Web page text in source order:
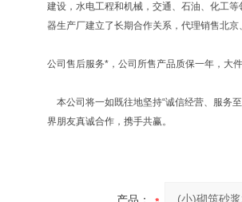
建设，水电工程和机械，交通、石油、化工
器生产厂建立了长期合作关系，代理销售北
公司售后服务*，公司所售产品质保一年，大
本公司将一如既往地坚持“诚信经营、服务
界朋友真诚合作，携手共赢。